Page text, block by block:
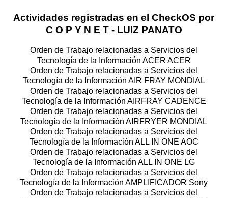
Actividades registradas en el CheckOS por
C O P Y N E T - LUIZ PANATO
Orden de Trabajo relacionadas a Servicios del
Tecnología de la Información ACER ACER
Orden de Trabajo relacionadas a Servicios del
Tecnología de la Información AIR FRAY MONDIAL
Orden de Trabajo relacionadas a Servicios del
Tecnología de la Información AIRFRAY CADENCE
Orden de Trabajo relacionadas a Servicios del
Tecnología de la Información AIRFRYER MONDIAL
Orden de Trabajo relacionadas a Servicios del
Tecnología de la Información ALL IN ONE AOC
Orden de Trabajo relacionadas a Servicios del
Tecnología de la Información ALL IN ONE LG
Orden de Trabajo relacionadas a Servicios del
Tecnología de la Información AMPLIFICADOR Sony
Orden de Trabajo relacionadas a Servicios del